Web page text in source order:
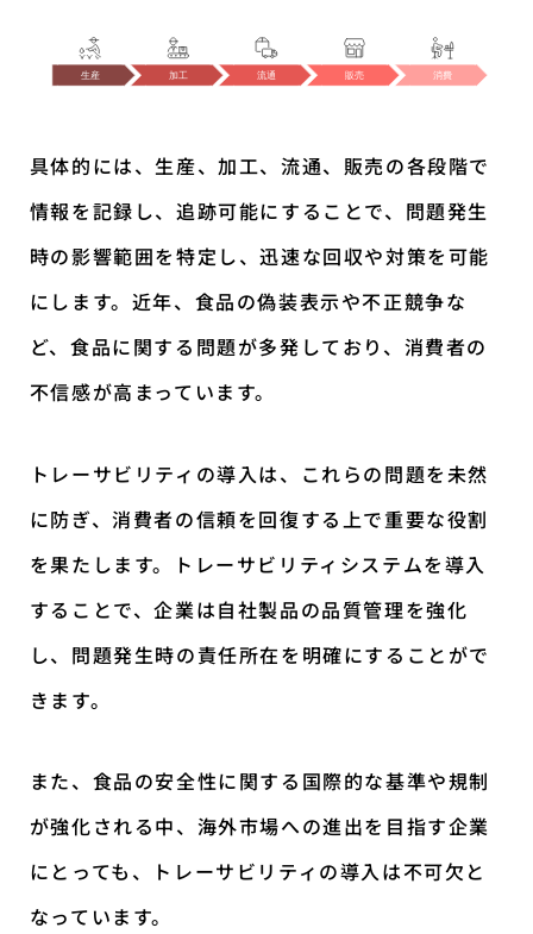
具体的には、生産、加工、流通、販売の各段階で
情報を記録し、追跡可能にすることで、問題発生
時の影響範囲を特定し、迅速な回収や対策を可能
にします。近年、食品の偽装表示や不正競争な
ど、食品に関する問題が多発しており、消費者の
不信感が高まっています。
トレーサビリティの導入は、これらの問題を未然
に防ぎ、消費者の信頼を回復する上で重要な役割
を果たします。トレーサビリティシステムを導入
することで、企業は自社製品の品質管理を強化
し、問題発生時の責任所在を明確にすることがで
きます。
また、食品の安全性に関する国際的な基準や規制
が強化される中、海外市場への進出を目指す企業
にとっても、トレーサビリティの導入は不可欠と
なっています。